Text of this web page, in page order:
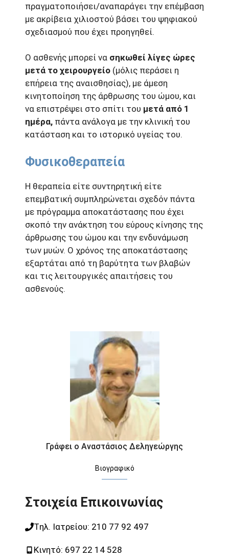
πραγματοποιήσει/αναπαράγει την επέμβαση
με ακρίβεια χιλιοστού βάσει του ψηφιακού
σχεδιασμού που έχει προηγηθεί.
Ο ασθενής μπορεί να σηκωθεί λίγες ώρες
μετά το χειρουργείο (μόλις περάσει η
επήρεια της αναισθησίας), με άμεση
κινητοποίηση της άρθρωσης του ώμου, και
να επιστρέψει στο σπίτι του μετά από 1
ημέρα, πάντα ανάλογα με την κλινική του
κατάσταση και το ιστορικό υγείας του.
Φυσικοθεραπεία
Η θεραπεία είτε συντηρητική είτε
επεμβατική συμπληρώνεται σχεδόν πάντα
με πρόγραμμα αποκατάστασης που έχει
σκοπό την ανάκτηση του εύρους κίνησης της
άρθρωσης του ώμου και την ενδυνάμωση
των μυών. Ο χρόνος της αποκατάστασης
εξαρτάται από τη βαρύτητα των βλαβών
και τις λειτουργικές απαιτήσεις του
ασθενούς.
Γράφει ο Αναστάσιος Δεληγεώργης
Βιογραφικό
Στοιχεία Επικοινωνίας
Tηλ. Ιατρείου: 210 77 92 497
Κινητό: 697 22 14 528